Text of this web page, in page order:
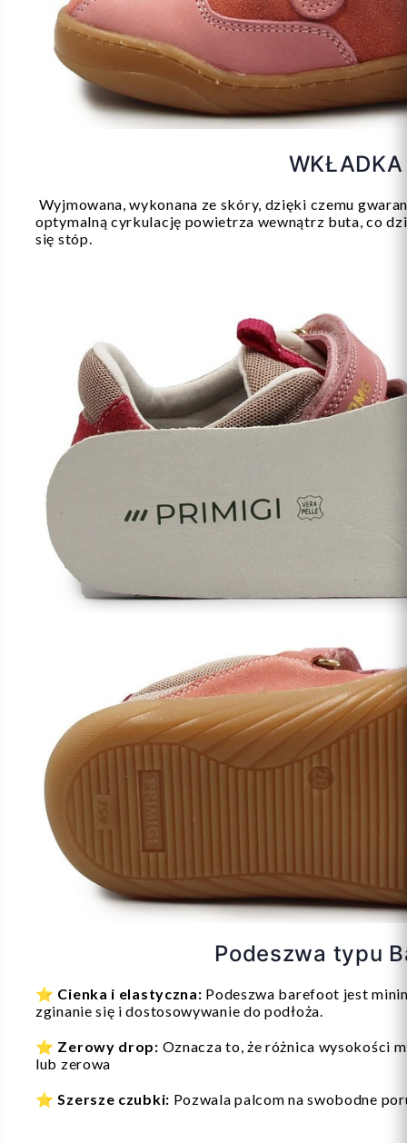
Wyjmowana, wykonana ze skóry, dzięki czemu
optymalną cyrkulację powietrza wewnątrz buta, co
się stóp.
Podeszwa typu
⭐ Cienka i elastyczna: Podeszwa barefoot jest
zginanie się i dostosowywanie do podłoża.
⭐ Zerowy drop: Oznacza to, że różnica wysokości
lub zerowa
⭐Szersze czubki: Pozwala palcom na swobodne